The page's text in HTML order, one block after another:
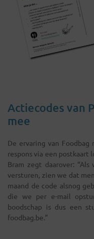
Actiecodes van
mee
De ervaring van
respons via een postkaart
Bram zegt daarover:
versturen, zien we dat
maand de code alsnog
die we per e-mail
boodschap is dus een
foodbag.be.”